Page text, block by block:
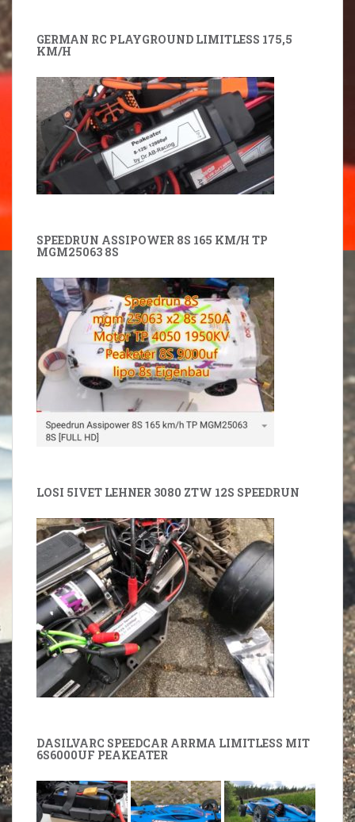
GERMAN RC PLAYGROUND LIMITLESS 175,5
KM/H
SPEEDRUN ASSIPOWER 8S 165 KM/H TP
MGM25063 8S
LOSI 5IVET LEHNER 3080 ZTW 12S SPEEDRUN
DASILVARC SPEEDCAR ARRMA LIMITLESS MIT
6S6000UF PEAKEATER